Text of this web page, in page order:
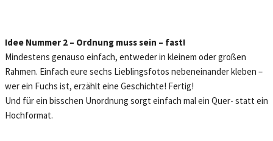
Idee Nummer 2 – Ordnung muss sein – fast!
Mindestens genauso einfach, entweder in kleinem oder großen
Rahmen. Einfach eure sechs Lieblingsfotos nebeneinander kleben –
wer ein Fuchs ist, erzählt eine Geschichte! Fertig!
Und für ein bisschen Unordnung sorgt einfach mal ein Quer- statt ein
Hochformat.